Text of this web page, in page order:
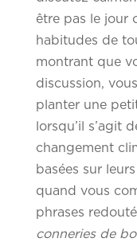
être pas le jour
habitudes de
montrant que
discussion,
planter une
lorsqu’il s’agit
changement
basées sur
quand vous
phrases
conneries de